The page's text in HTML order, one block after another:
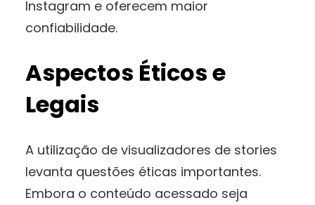
Instagram e oferecem maior
confiabilidade.
Aspectos Éticos e
Legais
A utilização de visualizadores de stories
levanta questões éticas importantes.
Embora o conteúdo acessado seja